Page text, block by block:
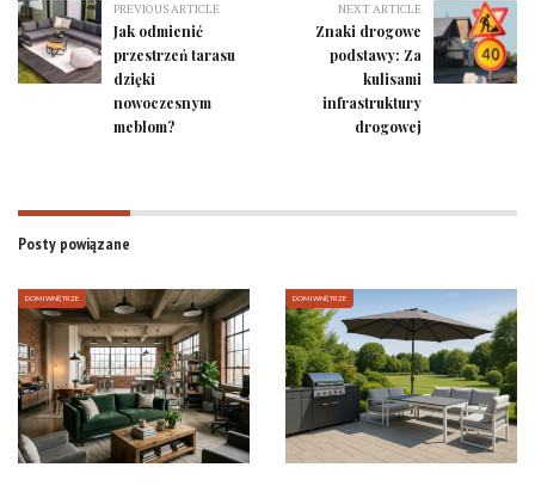
PREVIOUS ARTICLE
Jak odmienić
przestrzeń tarasu
dzięki
nowoczesnym
meblom?
NEXT ARTICLE
Znaki drogowe
podstawy: Za
kulisami
infrastruktury
drogowej
Posty powiązane
DOM I WNĘTRZE DOM I WNĘTRZE